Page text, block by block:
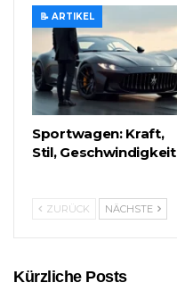
📝 ARTIKEL
Sportwagen: Kraft,
Stil, Geschwindigkeit
ZURÜCK NÄCHSTE
Kürzliche Posts